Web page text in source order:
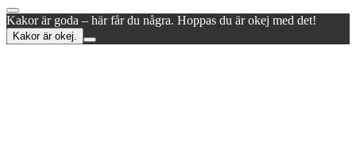
Rulla
till
toppen
Kakor är goda – här får du några. Hoppas du är okej med det!
Kakor är okej.